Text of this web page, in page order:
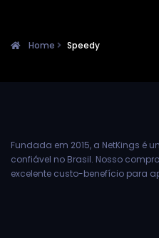
Home Speedy
Fundada em 2015, a NetKings é
confiável no Brasil. Nosso
excelente custo-benefício para